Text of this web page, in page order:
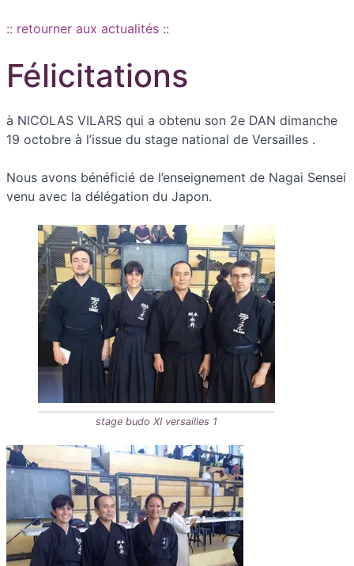
:: retourner aux actualités ::
Félicitations
à NICOLAS VILARS qui a obtenu son 2e DAN dimanche
19 octobre à l’issue du stage national de Versailles .
Nous avons bénéficié de l’enseignement de Nagai Sensei
venu avec la délégation du Japon.
stage budo XI versailles 1